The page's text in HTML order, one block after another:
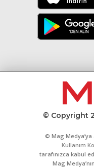
© Copyright
© Mag
Kullanım
tarafınızca kabul
Mag